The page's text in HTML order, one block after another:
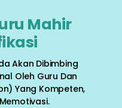
Mahir
Akan Dibimbing
Oleh Guru Dan
Yang Kompeten,